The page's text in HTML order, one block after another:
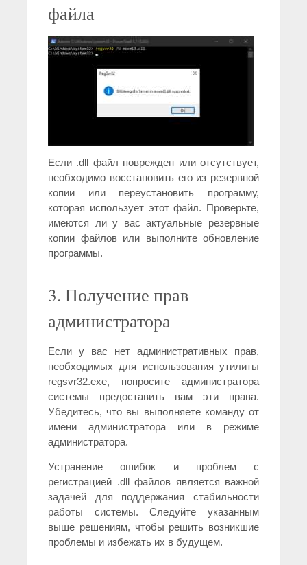
файла
Если .dll файл поврежден или отсутствует,
необходимо восстановить его из резервной
копии или переустановить программу,
которая использует этот файл. Проверьте,
имеются ли у вас актуальные резервные
копии файлов или выполните обновление
программы.
3. Получение прав
администратора
Если у вас нет административных прав,
необходимых для использования утилиты
regsvr32.exe, попросите администратора
системы предоставить вам эти права.
Убедитесь, что вы выполняете команду от
имени администратора или в режиме
администратора.
Устранение ошибок и проблем с
регистрацией .dll файлов является важной
задачей для поддержания стабильности
работы системы. Следуйте указанным
выше решениям, чтобы решить возникшие
проблемы и избежать их в будущем.